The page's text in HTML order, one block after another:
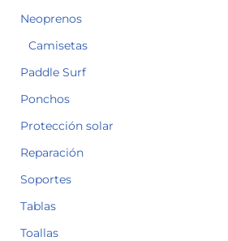
Neoprenos
Camisetas
Paddle Surf
Ponchos
Protección solar
Reparación
Soportes
Tablas
Toallas